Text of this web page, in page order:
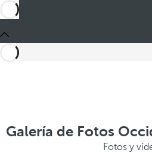
Galería de Fotos
Fotos y